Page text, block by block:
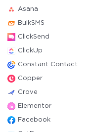
Asana
BulkSMS
ClickSend
ClickUp
Constant Contact
Copper
Crove
Elementor
Facebook